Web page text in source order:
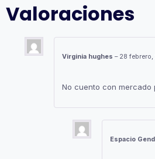
Valoraciones
Virginia hughes – 28
No cuento con mercado
Espacio